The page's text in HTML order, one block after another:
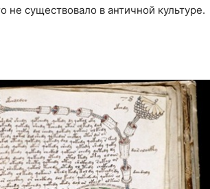
не существовало в античной культуре.